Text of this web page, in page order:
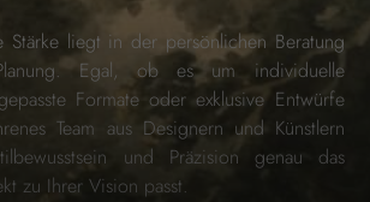
Stärke liegt in der persönlichen Beratung
Egal, ob es um individuelle
Formate oder exklusive Entwürfe
Team aus Designern und Künstlern
und Präzision genau das
zu Ihrer Vision passt.